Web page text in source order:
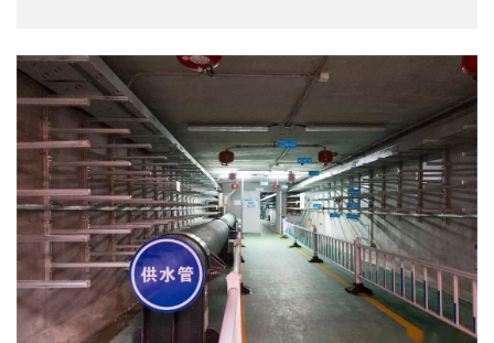
局和水利局就项目绩效评价和中期评估过程中
发现的问题提出咨询建议并协助整改。